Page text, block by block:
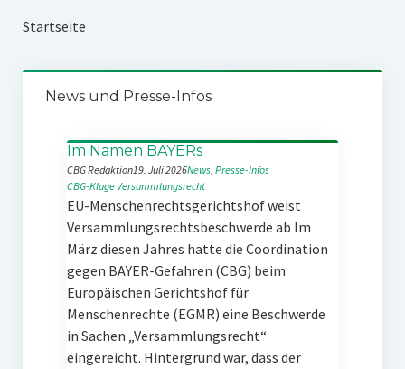
Startseite
News und Presse-Infos
Im Namen BAYERs
CBG Redaktion19. Juli 2026News, Presse-Infos
CBG-Klage Versammlungsrecht
EU-Menschenrechtsgerichtshof weist
Versammlungsrechtsbeschwerde ab Im
März diesen Jahres hatte die Coordination
gegen BAYER-Gefahren (CBG) beim
Europäischen Gerichtshof für
Menschenrechte (EGMR) eine Beschwerde
in Sachen „Versammlungsrecht“
eingereicht. Hintergrund war, dass der